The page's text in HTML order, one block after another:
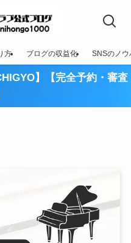
方 ブログの収益化 SNSのノウ
】【完全予約・審査